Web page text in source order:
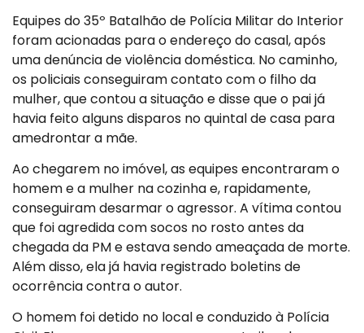
Equipes do 35º Batalhão de Polícia Militar do Interior
foram acionadas para o endereço do casal, após
uma denúncia de violência doméstica. No caminho,
os policiais conseguiram contato com o filho da
mulher, que contou a situação e disse que o pai já
havia feito alguns disparos no quintal de casa para
amedrontar a mãe.
Ao chegarem no imóvel, as equipes encontraram o
homem e a mulher na cozinha e, rapidamente,
conseguiram desarmar o agressor. A vítima contou
que foi agredida com socos no rosto antes da
chegada da PM e estava sendo ameaçada de morte.
Além disso, ela já havia registrado boletins de
ocorrência contra o autor.
O homem foi detido no local e conduzido à Polícia